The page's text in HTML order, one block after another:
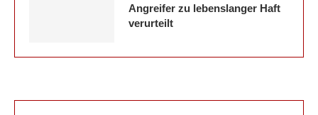
Angreifer zu lebenslanger Haft
verurteilt